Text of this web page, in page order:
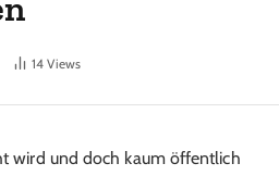
14 Views
wird und doch kaum öffentlich